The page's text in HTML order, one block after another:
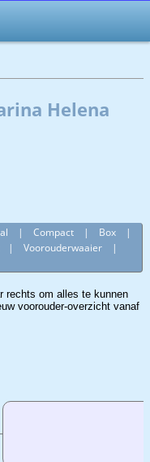
Helena
|Compact | Box |
|Voorouderwaaier |
rechts om alles te kunnen
voorouder-overzicht vanaf